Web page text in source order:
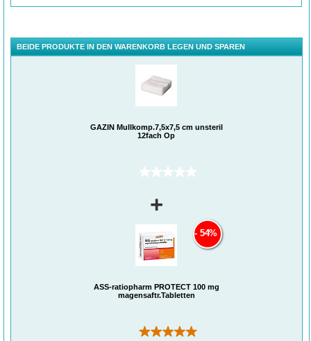
BEIDE PRODUKTE IN DEN WARENKORB LEGEN UND SPAREN
GAZIN Mullkomp.7,5x7,5 cm unsteril
12fach Op
(0)
+
ASS-ratiopharm PROTECT 100 mg
magensaftr.Tabletten
(2)
54%